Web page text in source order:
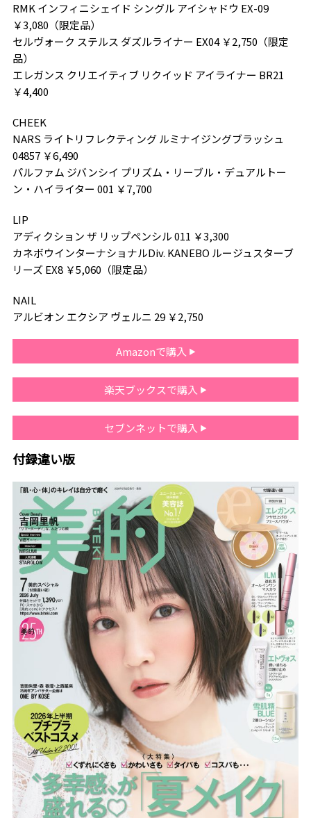
RMK インフィニシェイド シングル アイシャドウ EX-09
￥3,080（限定品）
セルヴォーク ステルス ダズルライナー EX04 ￥2,750（限定
品）
エレガンス クリエイティブ リクイッド アイライナー BR21
￥4,400
CHEEK
NARS ライトリフレクティング ルミナイジングブラッシュ
04857 ￥6,490
パルファム ジバンシイ プリズム・リーブル・デュアルトー
ン・ハイライター 001 ￥7,700
LIP
アディクション ザ リップペンシル 011 ￥3,300
カネボウインターナショナルDiv. KANEBO ルージュスターブ
リーズ EX8 ￥5,060（限定品）
NAIL
アルビオン エクシア ヴェルニ 29 ￥2,750
Amazonで購入
楽天ブックスで購入
セブンネットで購入
付録違い版